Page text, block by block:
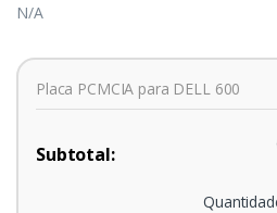
N/A
Placa PCMCIA para DELL 600
Subtotal: